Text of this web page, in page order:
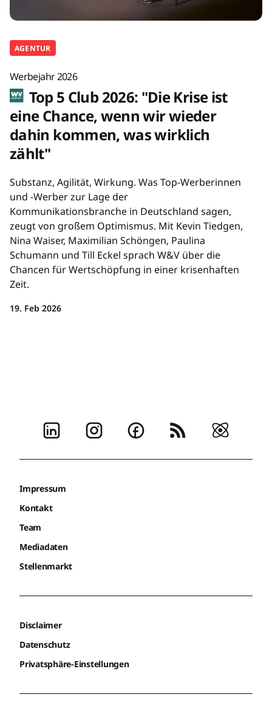
AGENTUR
Werbejahr 2026
Top 5 Club 2026: "Die Krise ist
eine Chance, wenn wir wieder
dahin kommen, was wirklich
zählt"
Substanz, Agilität, Wirkung. Was Top-Werberinnen
und -Werber zur Lage der
Kommunikationsbranche in Deutschland sagen,
zeugt von großem Optimismus. Mit Kevin Tiedgen,
Nina Waiser, Maximilian Schöngen, Paulina
Schumann und Till Eckel sprach W&V über die
Chancen für Wertschöpfung in einer krisenhaften
Zeit.
19. Feb 2026
Impressum
Kontakt
Team
Mediadaten
Stellenmarkt
Disclaimer
Datenschutz
Privatsphäre-Einstellungen